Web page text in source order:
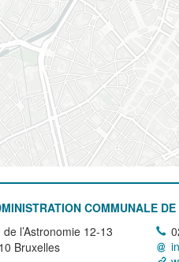
COMMUNALE
de l’Astronomie 12-13
Bruxelles